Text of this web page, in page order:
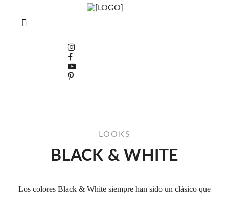
LOOKS
BLACK & WHITE
Los colores Black & White siempre han sido un clásico que